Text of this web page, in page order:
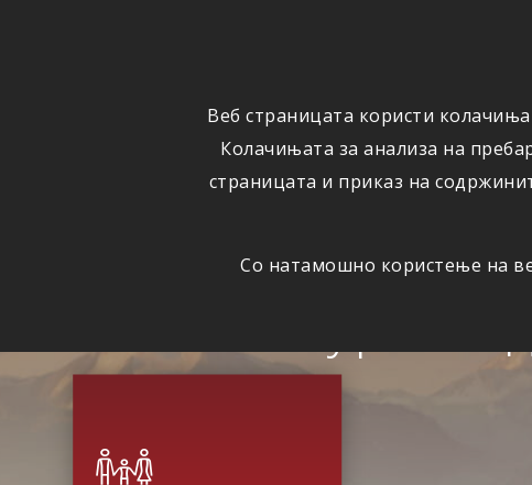
Веб страницата користи
Колачињата за анализа на
страницата и приказ на
Со натамошно користење на
Сигурна